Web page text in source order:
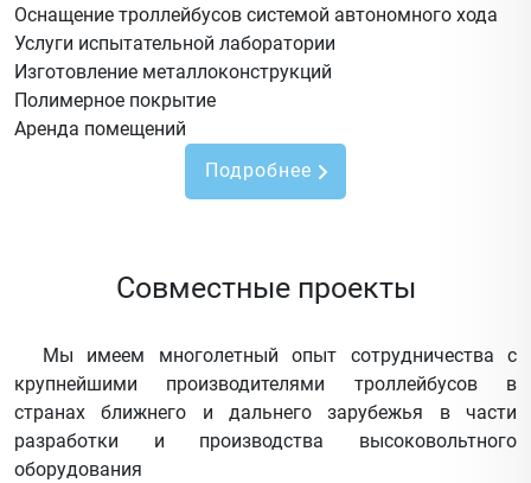
Оснащение троллейбусов системой автономного хода
Услуги испытательной лаборатории
Изготовление металлоконструкций
Полимерное покрытие
Аренда помещений
Подробнее
Совместные проекты
Мы имеем многолетный опыт сотрудничества с
крупнейшими производителями троллейбусов в
странах ближнего и дальнего зарубежья в части
разработки и производства высоковольтного
оборудования